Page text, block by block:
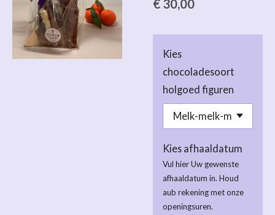
€ 30,00
Kies
chocoladesoort
holgoed figuren
Kies afhaaldatum
Vul hier Uw gewenste
afhaaldatum in. Houd
aub rekening met onze
openingsuren.